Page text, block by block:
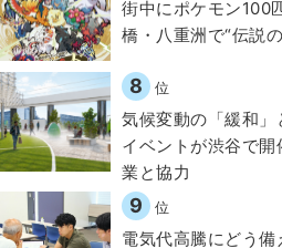
街中にポケモン100
橋・八重洲で“伝説
8 位
気候変動の「緩和」
イベントが渋谷で
業と協力
9 位
電気代高騰にどう